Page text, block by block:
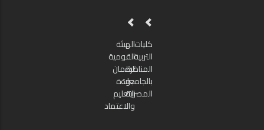
كليات
التربية
المناظرة
بالجامعات
المصرية
الهيئة
القومية
لضمان
جودة
التعليم
والاعتماد